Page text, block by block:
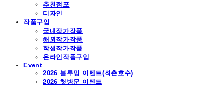
추천점포
디자인
작품구입
국내작가작품
해외작가작품
학생작가작품
온라인작품구입
Event
2026 블루밍 이벤트(석촌호수)
2026 첫방문 이벤트